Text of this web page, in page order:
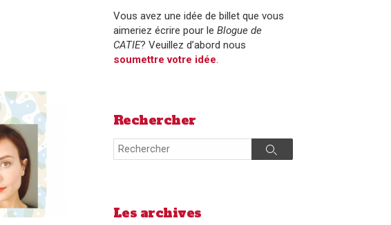
Vous avez une idée de billet que vous
aimeriez écrire pour le Blogue de
CATIE? Veuillez d’abord nous
soumettre votre idée.
Rechercher
Search
Search
Les archives